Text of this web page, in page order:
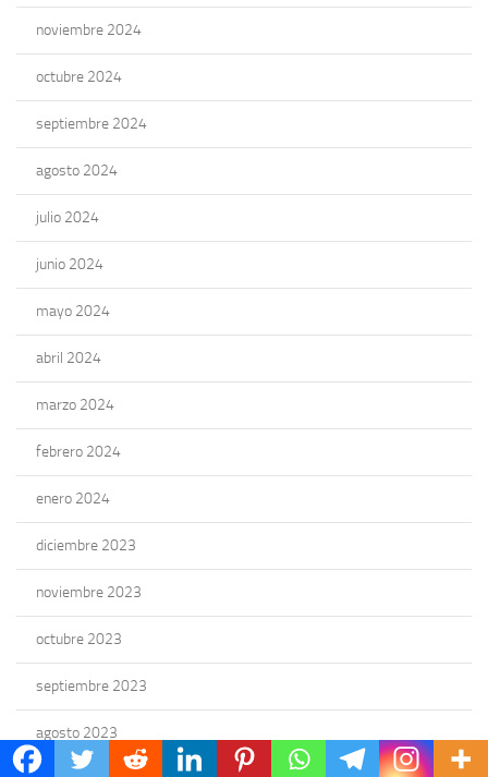
noviembre 2024
octubre 2024
septiembre 2024
agosto 2024
julio 2024
junio 2024
mayo 2024
abril 2024
marzo 2024
febrero 2024
enero 2024
diciembre 2023
noviembre 2023
octubre 2023
septiembre 2023
agosto 2023